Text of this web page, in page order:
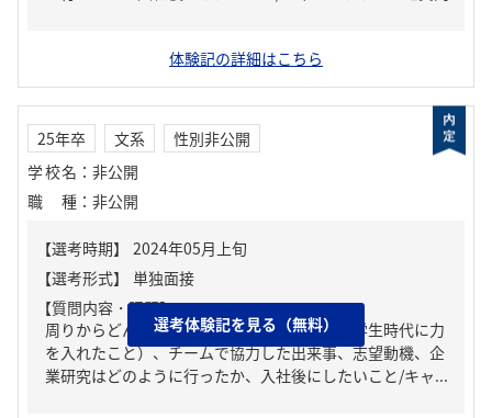
体験記の詳細はこちら
25年卒 文系
性別非公開
学校名 ： 非公開
職種 ： 非公開
【質問内容・課題】
周りからどんな人といわれる？、ガクチカ（学生時代に力
を入れたこと）、チームで協力した出来事、志望動機、企
業研究はどのように行ったか、入社後にしたいこと/キャ...
選考体験記を見る（無料）